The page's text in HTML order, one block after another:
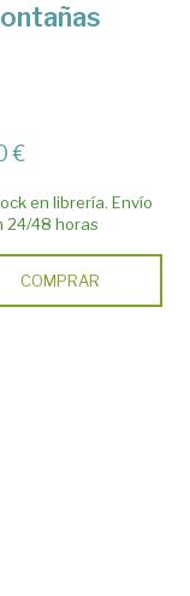
€
en librería. Envío
24/48 horas
COMPRAR